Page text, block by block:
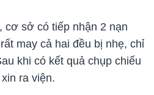
cơ sở có tiếp nhận 2 nạn
may cả hai đều bị nhẹ, chỉ
khi có kết quả chụp chiếu
ra viện.